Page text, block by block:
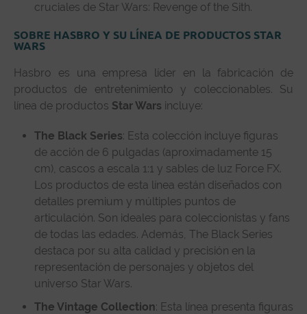
cruciales de Star Wars: Revenge of the Sith.
SOBRE HASBRO Y SU LÍNEA DE PRODUCTOS STAR
WARS
Hasbro es una empresa líder en la fabricación de
productos de entretenimiento y coleccionables. Su
línea de productos Star Wars incluye:
The Black Series: Esta colección incluye figuras
de acción de 6 pulgadas (aproximadamente 15
cm), cascos a escala 1:1 y sables de luz Force FX.
Los productos de esta línea están diseñados con
detalles premium y múltiples puntos de
articulación. Son ideales para coleccionistas y fans
de todas las edades. Además, The Black Series
destaca por su alta calidad y precisión en la
representación de personajes y objetos del
universo Star Wars.
The Vintage Collection: Esta línea presenta figuras